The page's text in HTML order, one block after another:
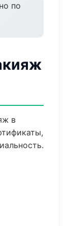
по
в